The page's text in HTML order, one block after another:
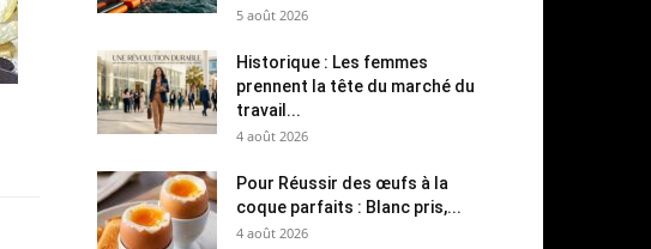
5 août 2026
Historique : Les femmes
prennent la tête du marché du
travail...
4 août 2026
Pour Réussir des œufs à la
coque parfaits : Blanc pris,...
4 août 2026